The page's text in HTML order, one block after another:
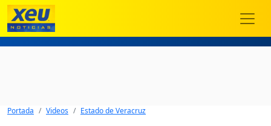
Portada Videos Estado de Veracruz